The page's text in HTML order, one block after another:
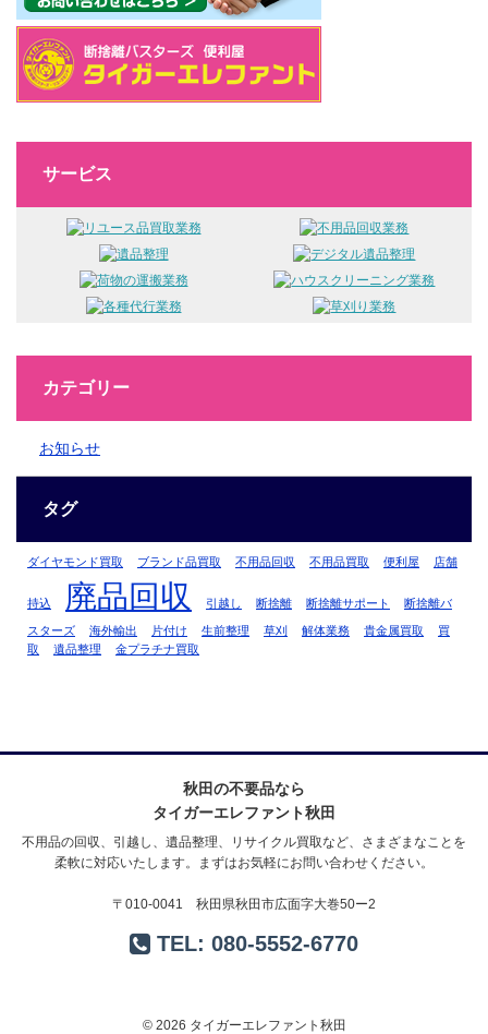
サービス
カテゴリー
お知らせ
タグ
ダイヤモンド買取 ブランド品買取 不用品回収 不用品買取 便利屋 店舗
持込 廃品回収 引越し 断捨離 断捨離サポート 断捨離バ
スターズ 海外輸出 片付け 生前整理 草刈 解体業務 貴金属買取
買
取
遺品整理 金プラチナ買取
秋田の不要品なら
タイガーエレファント秋田
不用品の回収、引越し、遺品整理、リサイクル買取など、さまざまなことを
柔軟に対応いたします。まずはお気軽にお問い合わせください。
〒010-0041 秋田県秋田市広面字大巻50ー2
TEL: 080-5552-6770
© 2026 タイガーエレファント秋田